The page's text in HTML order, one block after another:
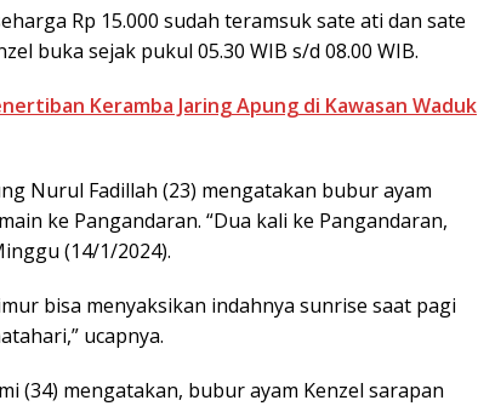
Rp 15.000 sudah teramsuk sate ati dan sate
buka sejak pukul 05.30 WIB s/d 08.00 WIB.
Keramba Jaring Apung di Kawasan Waduk
Nurul Fadillah (23) mengatakan bubur ayam
ke Pangandaran. “Dua kali ke Pangandaran,
(14/1/2024).
bisa menyaksikan indahnya sunrise saat pagi
ucapnya.
(34) mengatakan, bubur ayam Kenzel sarapan